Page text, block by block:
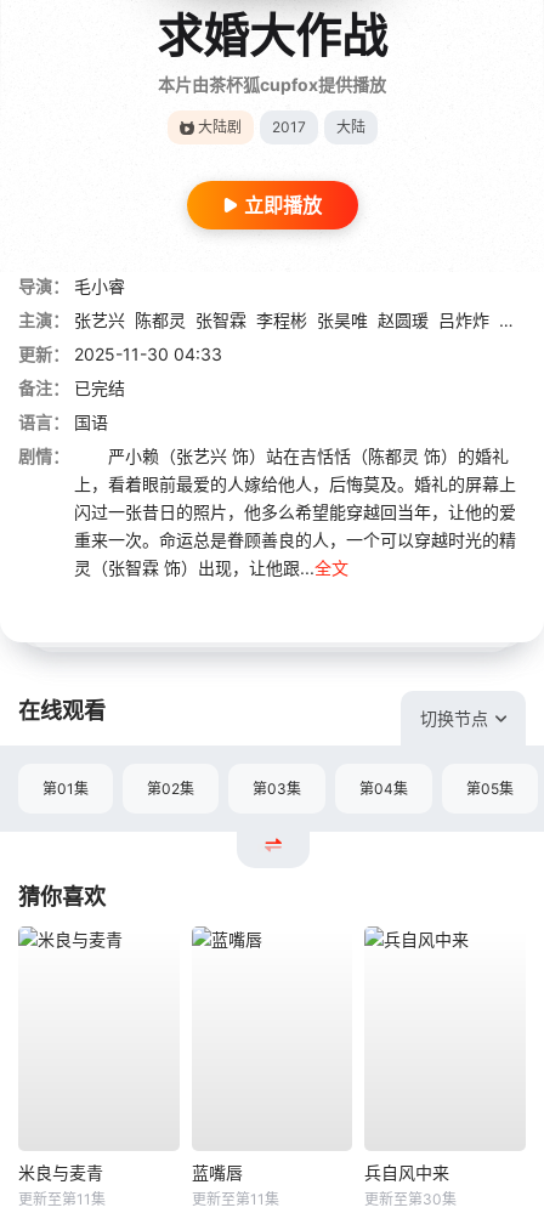
求婚大作战
本片由茶杯狐cupfox提供播放
大陆剧 2017 大陆
立即播放
导演：
毛小睿
主演：
张艺兴 陈都灵 张智霖 李程彬 张昊唯 赵圆瑗 吕炸炸 杨雪
更新：
2025-11-30 04:33
备注：
已完结
语言：
国语
剧情：
严小赖（张艺兴 饰）站在吉恬恬（陈都灵 饰）的婚礼
上，看着眼前最爱的人嫁给他人，后悔莫及。婚礼的屏幕上
闪过一张昔日的照片，他多么希望能穿越回当年，让他的爱
重来一次。命运总是眷顾善良的人，一个可以穿越时光的精
灵（张智霖 饰）出现，让他跟...全文
在线观看 切换节点
第01集 第02集 第03集 第04集 第05集
猜你喜欢
米良与麦青
更新至第11集
蓝嘴唇
更新至第11集
兵自风中来
更新至第30集